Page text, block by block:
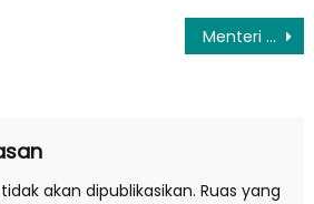
Menteri ATR Minta Tingkatkan Sinergi Berantas Mafia Tanah
akan dipublikasikan. Ruas yang